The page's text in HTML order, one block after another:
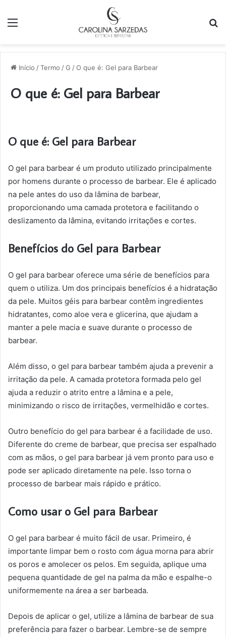
Início /Termo /G /O que é: Gel para Barbear
O que é: Gel para Barbear
O que é: Gel para Barbear
O gel para barbear é um produto utilizado principalmente
por homens durante o processo de barbear. Ele é aplicado
na pele antes do uso da lâmina de barbear,
proporcionando uma camada protetora e facilitando o
deslizamento da lâmina, evitando irritações e cortes.
Benefícios do Gel para Barbear
O gel para barbear oferece uma série de benefícios para
quem o utiliza. Um dos principais benefícios é a hidratação
da pele. Muitos géis para barbear contêm ingredientes
hidratantes, como aloe vera e glicerina, que ajudam a
manter a pele macia e suave durante o processo de
barbear.
Além disso, o gel para barbear também ajuda a prevenir a
irritação da pele. A camada protetora formada pelo gel
ajuda a reduzir o atrito entre a lâmina e a pele,
minimizando o risco de irritações, vermelhidão e cortes.
Outro benefício do gel para barbear é a facilidade de uso.
Diferente do creme de barbear, que precisa ser espalhado
com as mãos, o gel para barbear já vem pronto para uso e
pode ser aplicado diretamente na pele. Isso torna o
processo de barbear mais rápido e prático.
Como usar o Gel para Barbear
O gel para barbear é muito fácil de usar. Primeiro, é
importante limpar bem o rosto com água morna para abrir
os poros e amolecer os pelos. Em seguida, aplique uma
pequena quantidade de gel na palma da mão e espalhe-o
uniformemente na área a ser barbeada.
Depois de aplicar o gel, utilize a lâmina de barbear de sua
preferência para fazer o barbear. Lembre-se de sempre